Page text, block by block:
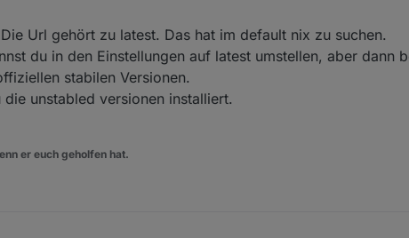
sources-dist.json
bei den Adaptern angezeigt.
sources-dist-latest.json" auch unter "default" eingetragen, dann
sein, oder?
Url gehört zu latest. Das hat im default nix zu suchen.
du in den Einstellungen auf latest umstellen, aber dann
stabilen Versionen.
unstabled versionen installiert.
er euch geholfen hat.